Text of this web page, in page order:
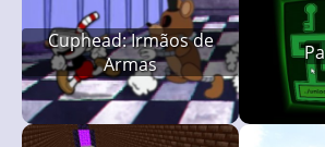
Cuphead: Irmãos de
Armas